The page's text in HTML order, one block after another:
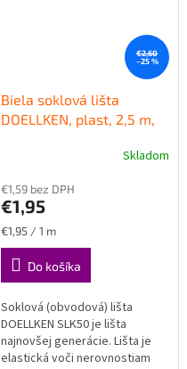
€2,60
–25 %
Biela soklová lišta
DOELLKEN, plast, 2,5 m,
plastová soklová lišta
produktu
je
5,0
hviezdičiek.
Skladom
€1,59 bez DPH
€1,95
Jednotková
cena:
€1,95 / 1 m
Do košíka
Soklová (obvodová) lišta
DOELLKEN SLK50 je lišta
najnovšej generácie. Lišta je
elastická voči nerovnostiam